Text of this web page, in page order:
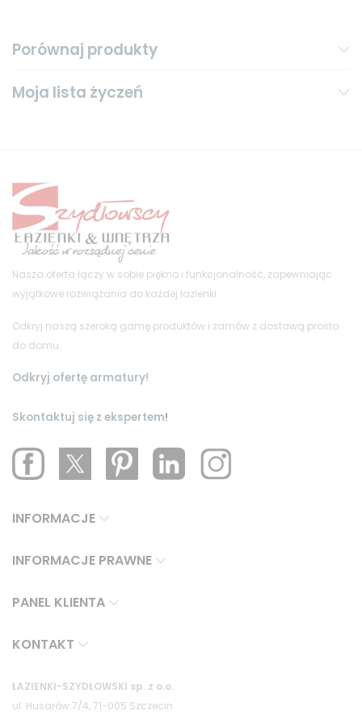
Porównaj produkty
Moja lista życzeń
Nasza oferta łączy w sobie piękno i funkcjonalność, zapewniając
wyjątkowe rozwiązania do każdej łazienki.
Odkryj naszą szeroką gamę produktów i zamów z dostawą prosto
do domu.
Odkryj ofertę armatury!
Skontaktuj się z ekspertem!
INFORMACJE
INFORMACJE PRAWNE
PANEL KLIENTA
KONTAKT
ŁAZIENKI-SZYDŁOWSKI sp. z o.o.
ul. Husarów 7/4, 71-005 Szczecin